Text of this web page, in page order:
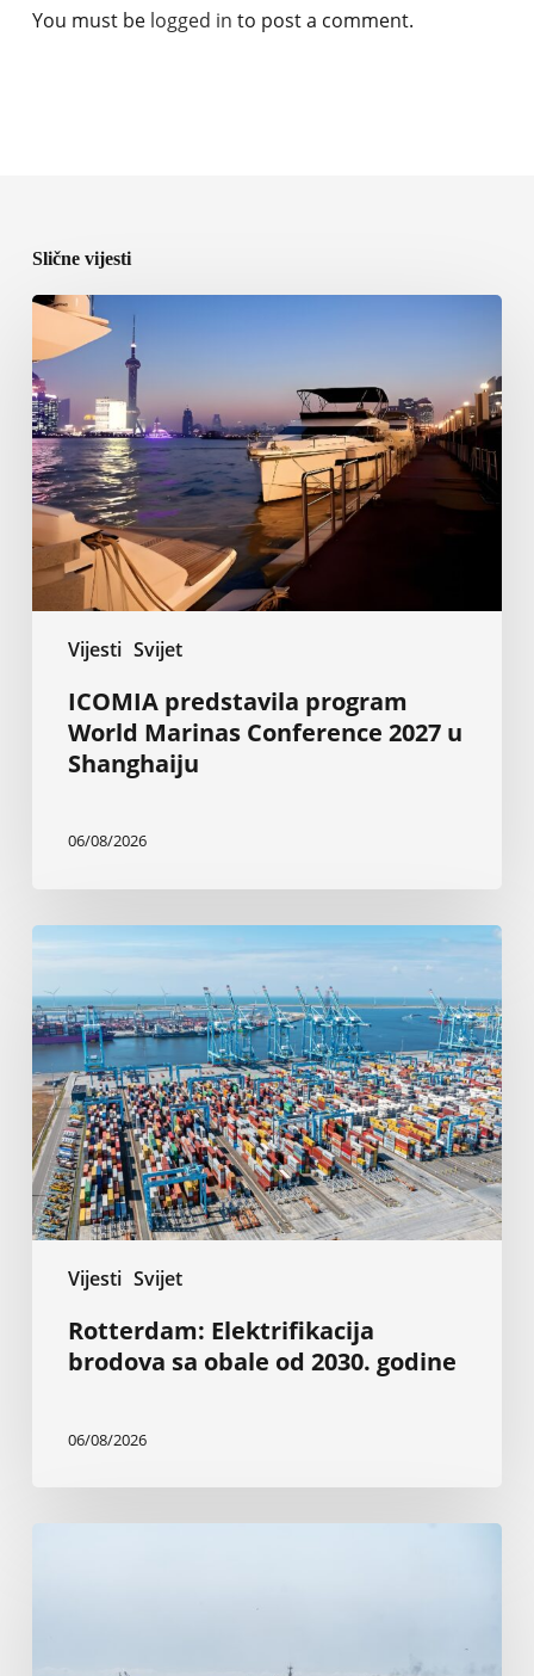
You must be logged in to post a comment.
Slične vijesti
Vijesti Svijet
ICOMIA
predstavila
program
World
Marinas
Conference
2027
u
Shanghaiju
ICOMIA predstavila program
World Marinas Conference 2027 u
Shanghaiju
06/08/2026
Vijesti Svijet
Rotterdam:
brodova
sa
obale
od
2030.
godine
Rotterdam: Elektrifikacija
brodova sa obale od 2030. godine
06/08/2026